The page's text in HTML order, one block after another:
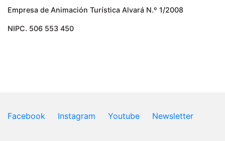
Empresa de Animación Turística Alvará N.º 1/2008
NIPC. 506 553 450
Facebook Instagram Youtube Newsletter